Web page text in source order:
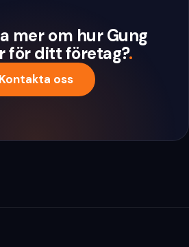
mer om hur Gung
för ditt företag?.
Kontakta oss